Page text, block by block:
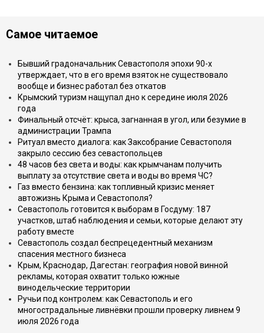
Самое читаемое
Бывший градоначальник Севастополя эпохи 90-х
утверждает, что в его время взяток не существовало
вообще и бизнес работал без откатов
Крымский туризм нащупал дно к середине июля 2026
года
Финальный отсчёт: крыса, загнанная в угол, или безумие в
администрации Трампа
Ритуал вместо диалога: как Заксобрание Севастополя
закрыло сессию без севастопольцев
48 часов без света и воды: как крымчанам получить
выплату за отсутствие света и воды во время ЧС?
Газ вместо бензина: как топливный кризис меняет
автожизнь Крыма и Севастополя?
Севастополь готовится к выборам в Госдуму: 187
участков, штаб наблюдения и семьи, которые делают эту
работу вместе
Севастополь создал беспрецедентный механизм
спасения местного бизнеса
Крым, Краснодар, Дагестан: география новой винной
рекламы, которая охватит только южные
винодельческие территории
Ручьи под контролем: как Севастополь и его
многострадальные ливнёвки прошли проверку ливнем 9
июля 2026 года